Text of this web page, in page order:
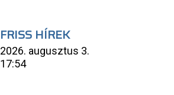
FRISS HÍREK
2026. augusztus 3.
17:54